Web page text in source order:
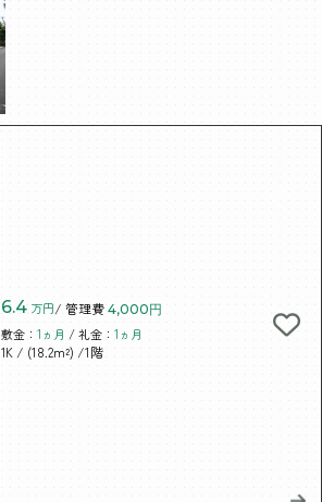
6.4 万円/ 管理費 4,000円
敷金： 1ヵ月 / 礼金： 1ヵ月
1K / (18.2m²) /1階